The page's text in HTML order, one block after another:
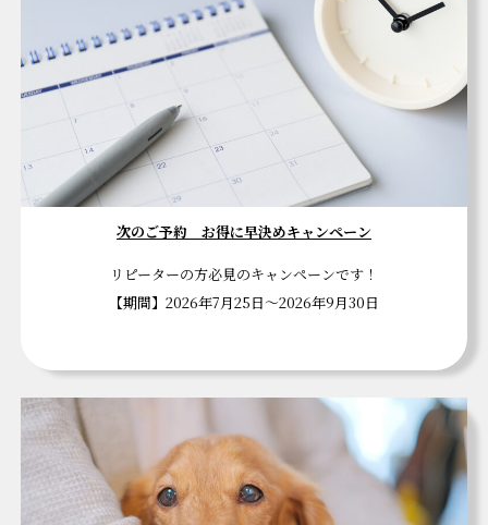
次のご予約 お得に早決めキャンペーン
リピーターの方必見のキャンペーンです！
【期間】2026年7月25日～2026年9月30日